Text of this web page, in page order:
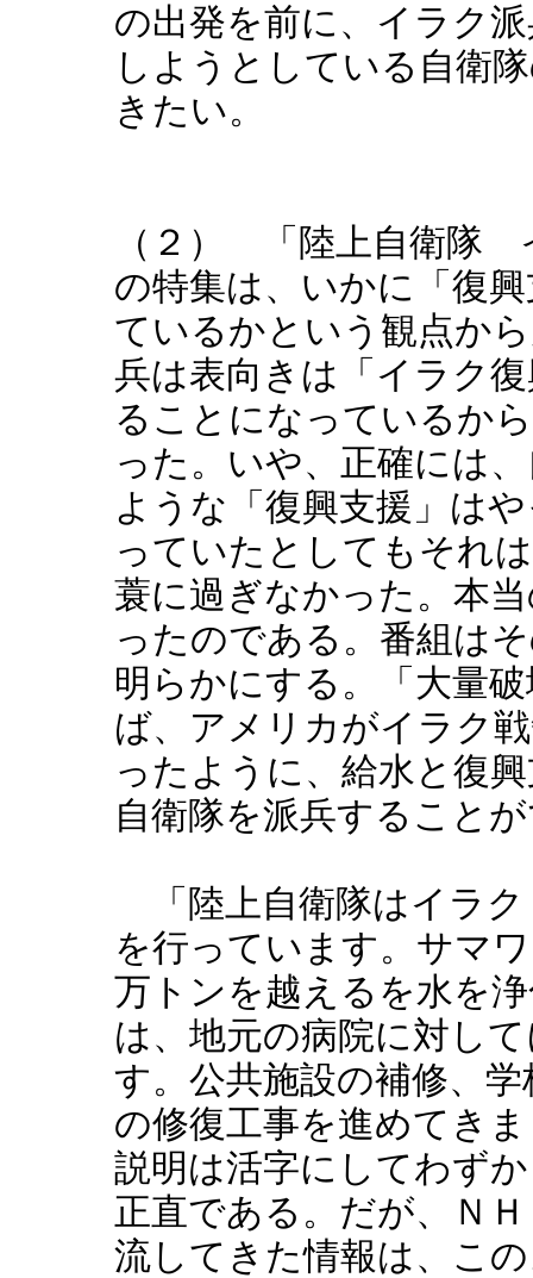
の出発を前に、イラク
しようとしている自衛
きたい。
（２） 「陸上自衛隊
の特集は、いかに「復
ているかという観点か
兵は表向きは「イラク
ることになっているか
った。いや、正確には
ような「復興支援」は
っていたとしてもそれ
蓑に過ぎなかった。本
ったのである。番組は
明らかにする。「大量
ば、アメリカがイラク
ったように、給水と復
自衛隊を派兵すること
「陸上自衛隊はイラク
を行っています。サマ
万トンを越えるを水を
は、地元の病院に対し
す。公共施設の補修、
の修復工事を進めてき
説明は活字にしてわず
正直である。だが、Ｎ
流してきた情報は、こ